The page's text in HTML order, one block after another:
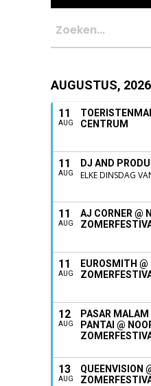
AUGUSTUS, 2026
11
AUG
CENTRUM
11
AUG
DJ AND
ELKE DINSDAG
11
AUG
AJ CORNER @
11
AUG
EUROSMITH
12
AUG
PASAR
PANTAI @
13
AUG
QUEENVISION